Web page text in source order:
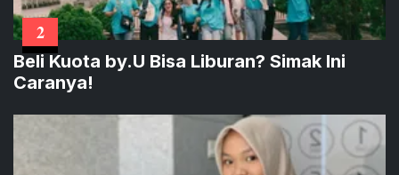
2
Beli Kuota by.U Bisa Liburan? Simak Ini
Caranya!